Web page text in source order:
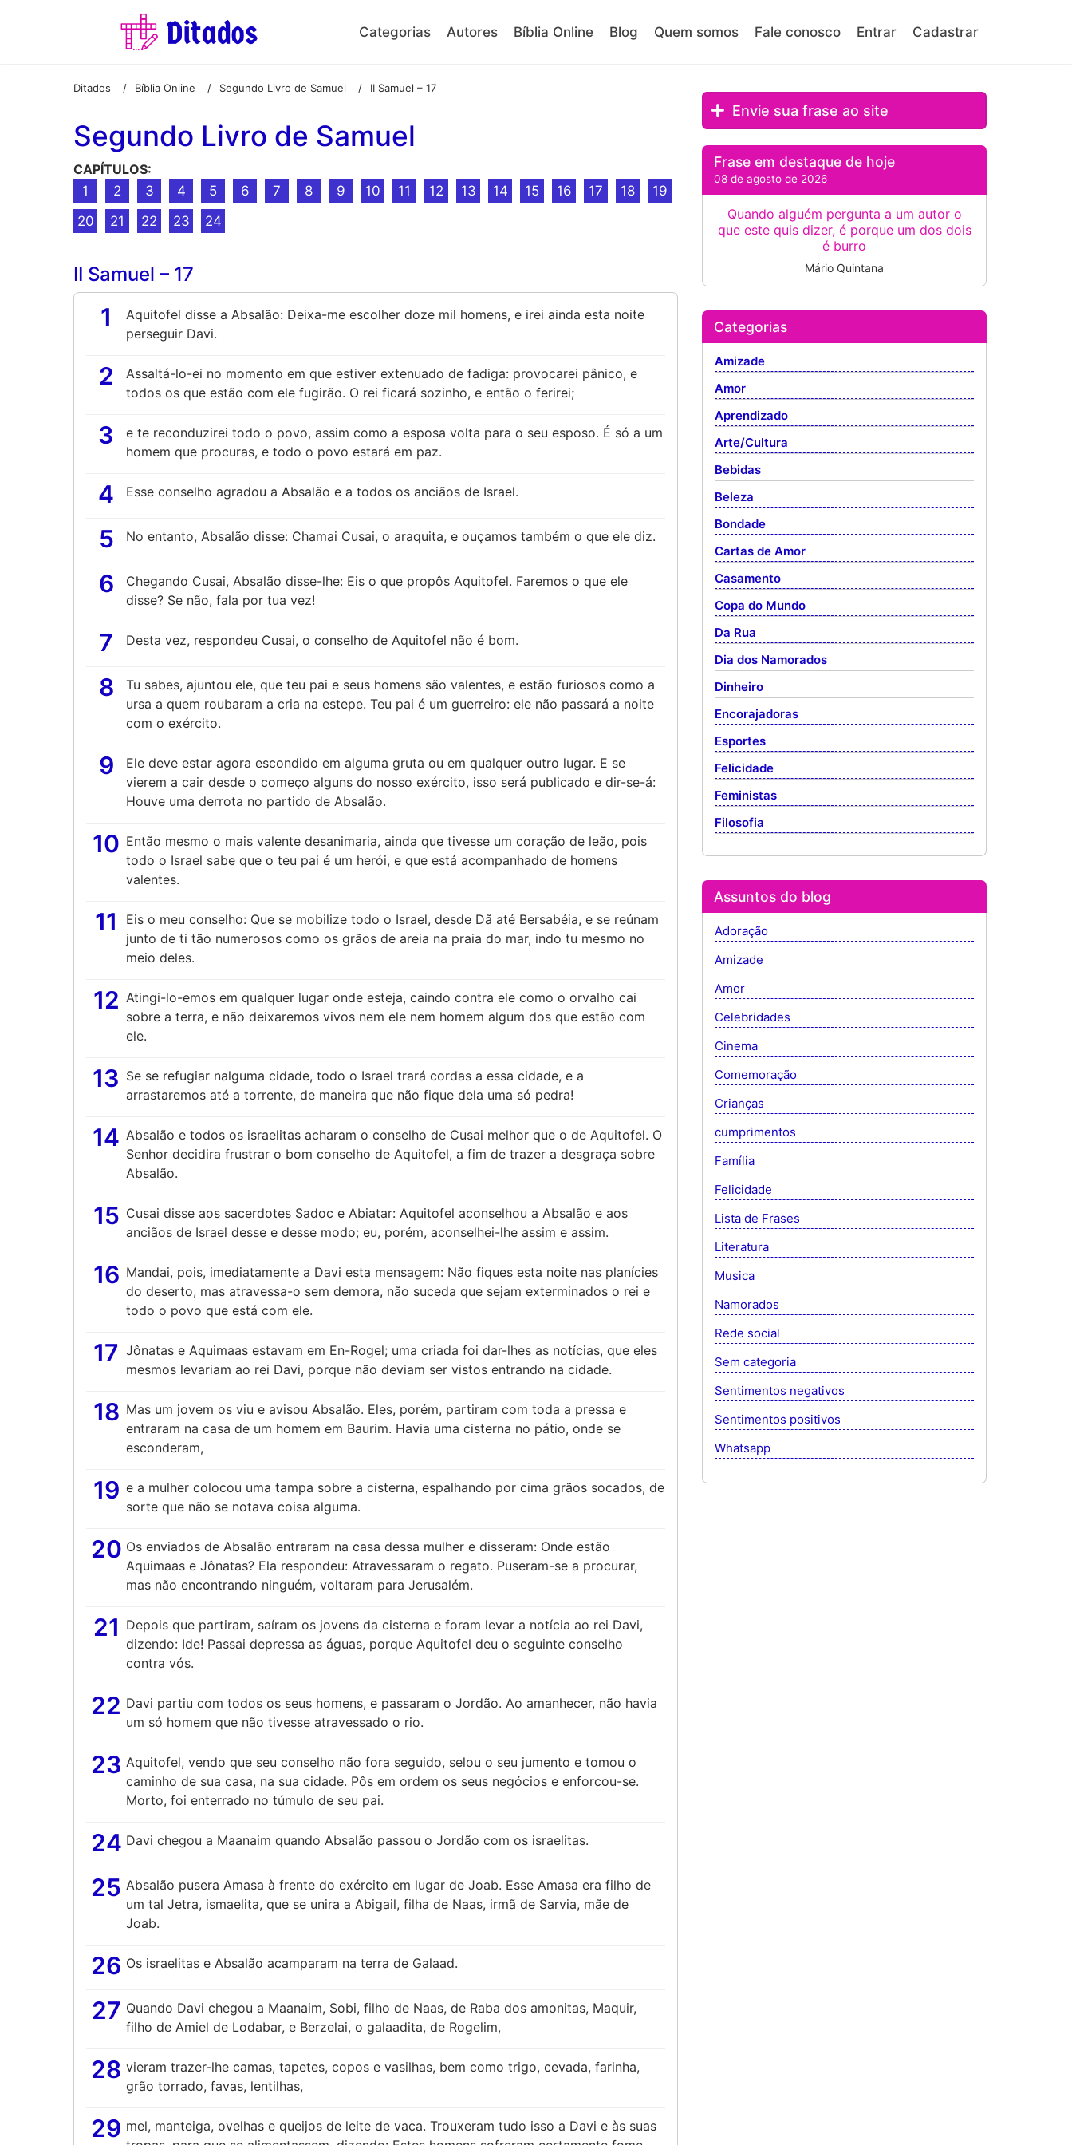
Categorias Autores Bíblia Online Blog Quem somos Fale conosco Entrar Cadastrar
Ditados / Bíblia Online / Segundo Livro de Samuel / II Samuel – 17
Segundo Livro de Samuel
CAPÍTULOS:
1
2 3 4 5 6 7 8 9 10 11 12 13 14 15 16 17 18
19
20
21 22 23 24
II Samuel – 17
1
Aquitofel disse a Absalão: Deixa-me escolher doze mil homens, e irei ainda esta noite
perseguir Davi.
2
Assaltá-lo-ei no momento em que estiver extenuado de fadiga: provocarei pânico, e
todos os que estão com ele fugirão. O rei ficará sozinho, e então o ferirei;
3
e te reconduzirei todo o povo, assim como a esposa volta para o seu esposo. É só a um
homem que procuras, e todo o povo estará em paz.
4 Esse conselho agradou a Absalão e a todos os anciãos de Israel.
5 No entanto, Absalão disse: Chamai Cusai, o araquita, e ouçamos também o que ele diz.
6
Chegando Cusai, Absalão disse-lhe: Eis o que propôs Aquitofel. Faremos o que ele
disse? Se não, fala por tua vez!
7 Desta vez, respondeu Cusai, o conselho de Aquitofel não é bom.
8
Tu sabes, ajuntou ele, que teu pai e seus homens são valentes, e estão furiosos como a
ursa a quem roubaram a cria na estepe. Teu pai é um guerreiro: ele não passará a noite
com o exército.
9
Ele deve estar agora escondido em alguma gruta ou em qualquer outro lugar. E se
vierem a cair desde o começo alguns do nosso exército, isso será publicado e dir-se-á:
Houve uma derrota no partido de Absalão.
10 Então mesmo o mais valente desanimaria, ainda que tivesse um coração de leão, pois
todo o Israel sabe que o teu pai é um herói, e que está acompanhado de homens
valentes.
11
Eis o meu conselho: Que se mobilize todo o Israel, desde Dã até Bersabéia, e se reúnam
junto de ti tão numerosos como os grãos de areia na praia do mar, indo tu mesmo no
meio deles.
12 Atingi-lo-emos em qualquer lugar onde esteja, caindo contra ele como o orvalho cai
sobre a terra, e não deixaremos vivos nem ele nem homem algum dos que estão com
ele.
13 Se se refugiar nalguma cidade, todo o Israel trará cordas a essa cidade, e a
arrastaremos até a torrente, de maneira que não fique dela uma só pedra!
14 Absalão e todos os israelitas acharam o conselho de Cusai melhor que o de Aquitofel. O
Senhor decidira frustrar o bom conselho de Aquitofel, a fim de trazer a desgraça sobre
Absalão.
15 Cusai disse aos sacerdotes Sadoc e Abiatar: Aquitofel aconselhou a Absalão e aos
anciãos de Israel desse e desse modo; eu, porém, aconselhei-lhe assim e assim.
16 Mandai, pois, imediatamente a Davi esta mensagem: Não fiques esta noite nas planícies
do deserto, mas atravessa-o sem demora, não suceda que sejam exterminados o rei e
todo o povo que está com ele.
17 Jônatas e Aquimaas estavam em En-Rogel; uma criada foi dar-lhes as notícias, que eles
mesmos levariam ao rei Davi, porque não deviam ser vistos entrando na cidade.
18 Mas um jovem os viu e avisou Absalão. Eles, porém, partiram com toda a pressa e
entraram na casa de um homem em Baurim. Havia uma cisterna no pátio, onde se
esconderam,
19 e a mulher colocou uma tampa sobre a cisterna, espalhando por cima grãos socados, de
sorte que não se notava coisa alguma.
20 Os enviados de Absalão entraram na casa dessa mulher e disseram: Onde estão
Aquimaas e Jônatas? Ela respondeu: Atravessaram o regato. Puseram-se a procurar,
mas não encontrando ninguém, voltaram para Jerusalém.
21 Depois que partiram, saíram os jovens da cisterna e foram levar a notícia ao rei Davi,
dizendo: Ide! Passai depressa as águas, porque Aquitofel deu o seguinte conselho
contra vós.
22 Davi partiu com todos os seus homens, e passaram o Jordão. Ao amanhecer, não havia
um só homem que não tivesse atravessado o rio.
23 Aquitofel, vendo que seu conselho não fora seguido, selou o seu jumento e tomou o
caminho de sua casa, na sua cidade. Pôs em ordem os seus negócios e enforcou-se.
Morto, foi enterrado no túmulo de seu pai.
24 Davi chegou a Maanaim quando Absalão passou o Jordão com os israelitas.
25 Absalão pusera Amasa à frente do exército em lugar de Joab. Esse Amasa era filho de
um tal Jetra, ismaelita, que se unira a Abigail, filha de Naas, irmã de Sarvia, mãe de
Joab.
26 Os israelitas e Absalão acamparam na terra de Galaad.
27 Quando Davi chegou a Maanaim, Sobi, filho de Naas, de Raba dos amonitas, Maquir,
filho de Amiel de Lodabar, e Berzelai, o galaadita, de Rogelim,
28 vieram trazer-lhe camas, tapetes, copos e vasilhas, bem como trigo, cevada, farinha,
grão torrado, favas, lentilhas,
29 mel, manteiga, ovelhas e queijos de leite de vaca. Trouxeram tudo isso a Davi e às suas
Envie sua frase ao site
Frase em destaque de hoje
08 de agosto de 2026
Quando alguém pergunta a um autor o
que este quis dizer, é porque um dos dois
é burro
Mário Quintana
Categorias
Amizade
Amor
Aprendizado
Arte/Cultura
Bebidas
Beleza
Bondade
Cartas de Amor
Casamento
Copa do Mundo
Da Rua
Dia dos Namorados
Dinheiro
Encorajadoras
Esportes
Felicidade
Feministas
Filosofia
Assuntos do blog
Adoração
Amizade
Amor
Celebridades
Cinema
Comemoração
Crianças
cumprimentos
Família
Felicidade
Lista de Frases
Literatura
Musica
Namorados
Rede social
Sem categoria
Sentimentos negativos
Sentimentos positivos
Whatsapp